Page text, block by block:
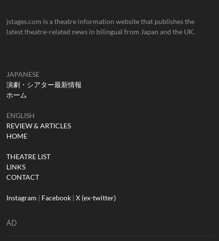
jstages.com is a theatre information website that publishes the
latest theatre-related news in bilingual from Japan and the UK.
JAPANESE
演劇・シアター最新情報
ホーム
ENGLISH
REVIEW & ARTICLES
HOME
THEATRE LIST
LINKS
CONTACT
Instagram | Facebook |X (ex-twitter)
AD